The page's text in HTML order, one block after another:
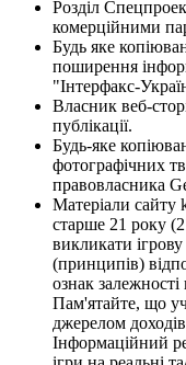
Розділ
комерційними
Будь яке
поширення
"Інтерфакс-
Власник веб-
публікації.
Будь-яке
фотографічних
правовласника
Матеріали сайту
старше 21 року
викликати
(принципів)
ознак залежності
Пам'ятайте, що
джерелом
Інформаційний